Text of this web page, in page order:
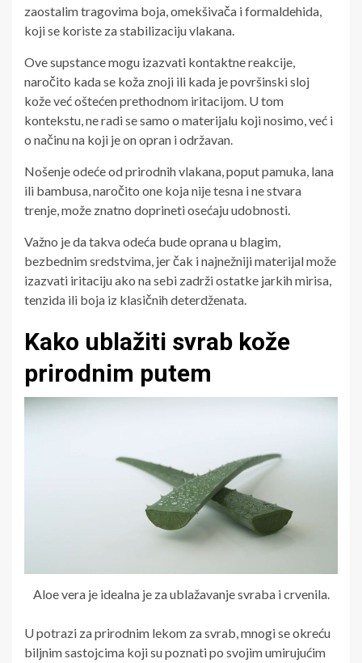
zaostalim tragovima boja, omekšivača i formaldehida,
koji se koriste za stabilizaciju vlakana.
Ove supstance mogu izazvati kontaktne reakcije,
naročito kada se koža znoji ili kada je površinski sloj
kože već oštećen prethodnom iritacijom. U tom
kontekstu, ne radi se samo o materijalu koji nosimo, već i
o načinu na koji je on opran i održavan.
Nošenje odeće od prirodnih vlakana, poput pamuka, lana
ili bambusa, naročito one koja nije tesna i ne stvara
trenje, može znatno doprineti osećaju udobnosti.
Važno je da takva odeća bude oprana u blagim,
bezbednim sredstvima, jer čak i najnežniji materijal može
izazvati iritaciju ako na sebi zadrži ostatke jarkih mirisa,
tenzida ili boja iz klasičnih deterdženata.
Kako ublažiti svrab kože
prirodnim putem
Aloe vera je idealna je za ublažavanje svraba i crvenila.
U potrazi za prirodnim lekom za svrab, mnogi se okreću
biljnim sastojcima koji su poznati po svojim umirujućim